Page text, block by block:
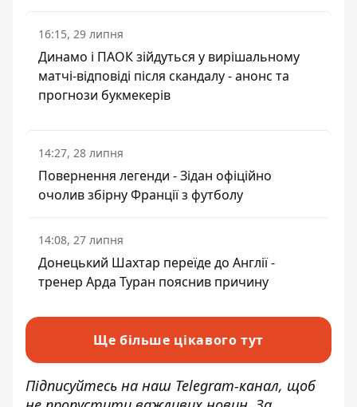
16:15, 29 липня
Динамо і ПАОК зійдуться у вирішальному
матчі-відповіді після скандалу - анонс та
прогнози букмекерів
14:27, 28 липня
Повернення легенди - Зідан офіційно
очолив збірну Франції з футболу
14:08, 27 липня
Донецький Шахтар переїде до Англії -
тренер Арда Туран пояснив причину
Ще більше цікавого тут
Підписуйтесь на наш Telegram-канал, щоб